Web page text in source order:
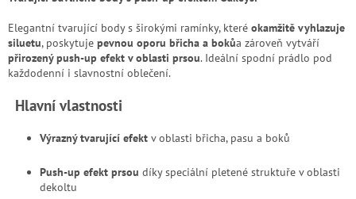
Elegantní tvarující body s širokými ramínky, které okamžitě vyhlazuje
siluetu, poskytuje pevnou oporu břicha a bokůa zároveň vytváří
přirozený push-up efekt v oblasti prsou. Ideální spodní prádlo pod
každodenní i slavnostní oblečení.
Hlavní vlastnosti
Výrazný tvarující efekt v oblasti břicha, pasu a boků
Push-up efekt prsou díky speciální pletené struktuře v oblasti
dekoltu